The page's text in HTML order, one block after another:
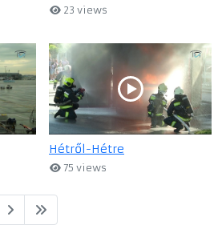
23 views
Hétről-Hétre
75 views